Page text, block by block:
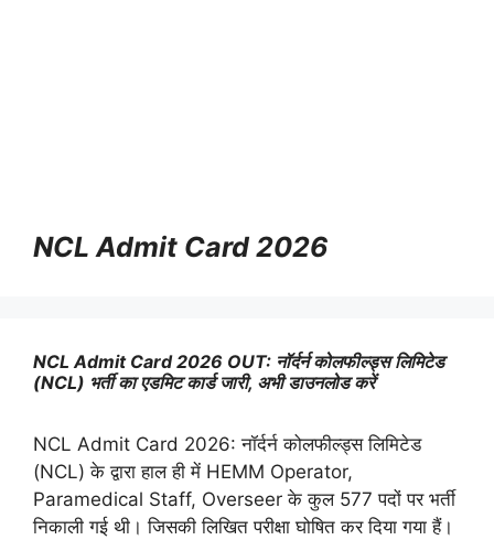
NCL Admit Card 2026
NCL Admit Card 2026 OUT: नॉर्दर्न कोलफील्ड्स लिमिटेड
(NCL) भर्ती का एडमिट कार्ड जारी, अभी डाउनलोड करें
NCL Admit Card 2026: नॉर्दर्न कोलफील्ड्स लिमिटेड
(NCL) के द्वारा हाल ही में HEMM Operator,
Paramedical Staff, Overseer के कुल 577 पदों पर भर्ती
निकाली गई थी। जिसकी लिखित परीक्षा घोषित कर दिया गया हैं।